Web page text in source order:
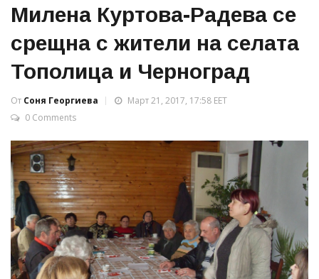
Милена Куртова-Радева се
срещна с жители на селата
Тополица и Черноград
От Соня Георгиева
Март 21, 2017, 17:58 EET
0 Comments